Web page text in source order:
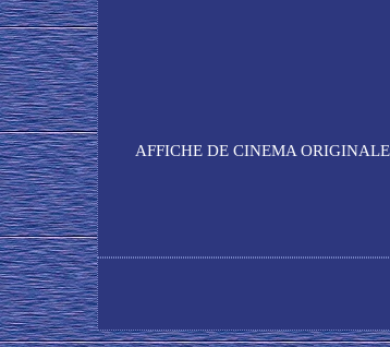
AFFICHE DE CINEMA